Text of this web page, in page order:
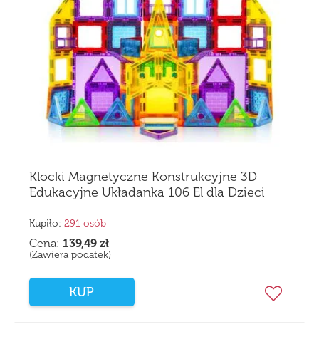
Klocki Magnetyczne Konstrukcyjne 3D
Edukacyjne Układanka 106 El dla Dzieci
Kupiło: 291 osób
Cena: 139,49 zł
(Zawiera podatek)
KUP